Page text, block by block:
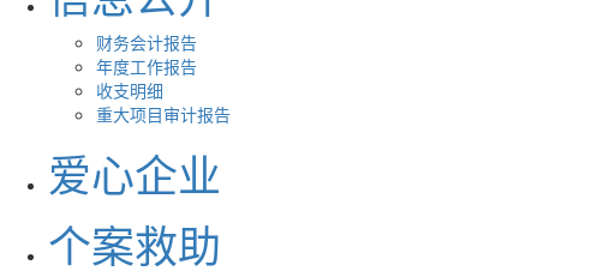
财务会计报告
年度工作报告
收支明细
重大项目审计报告
爱心企业
个案救助